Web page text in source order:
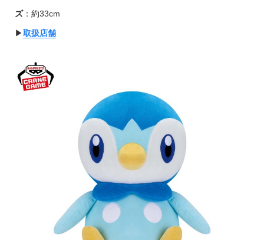
ズ：約33cm
▶︎取扱店舗